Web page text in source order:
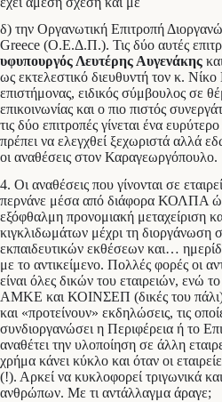
δ) την Οργανωτική Επιτροπή
Greece (Ο.Ε.Δ.Π.). Τις δύο αυτές
υφυπουργός Λευτέρης Αυγενάκης
ως εκτελεστικό διευθυντή τον κ. Νίκο
επιστήμονας, ειδικός σύμβουλος σε
επικοινωνίας και ο πιο πιστός
τις δύο επιτροπές γίνεται ένα
πρέπει να ελεγχθεί ξεχωριστά αλλά
οι αναθέσεις στον Καραγεωργόπουλο.
4. Οι αναθέσεις που γίνονται σε
περνάνε μέσα από διάφορα ΚΟΛΠΑ
εξόφθαλμη προνομιακή μεταχείριση
κιγκλιδωμάτων μέχρι τη
εκπαιδευτικών εκθέσεων και…
με το αντικείμενο. Πολλές φορές οι
είναι όλες δικών του εταιρειών, ενώ
ΑΜΚΕ και ΚΟΙΝΣΕΠ (δικές του πάλι)
και «προτείνουν» εκδηλώσεις, τις
συνδιοργανώσει η Περιφέρεια ή το
αναθέτει την υλοποίηση σε άλλη
χρήμα κάνει κύκλο και όταν οι
(!). Αρκεί να κυκλοφορεί τριγωνικά
ανθρώπων. Με τι αντάλλαγμα άραγε;